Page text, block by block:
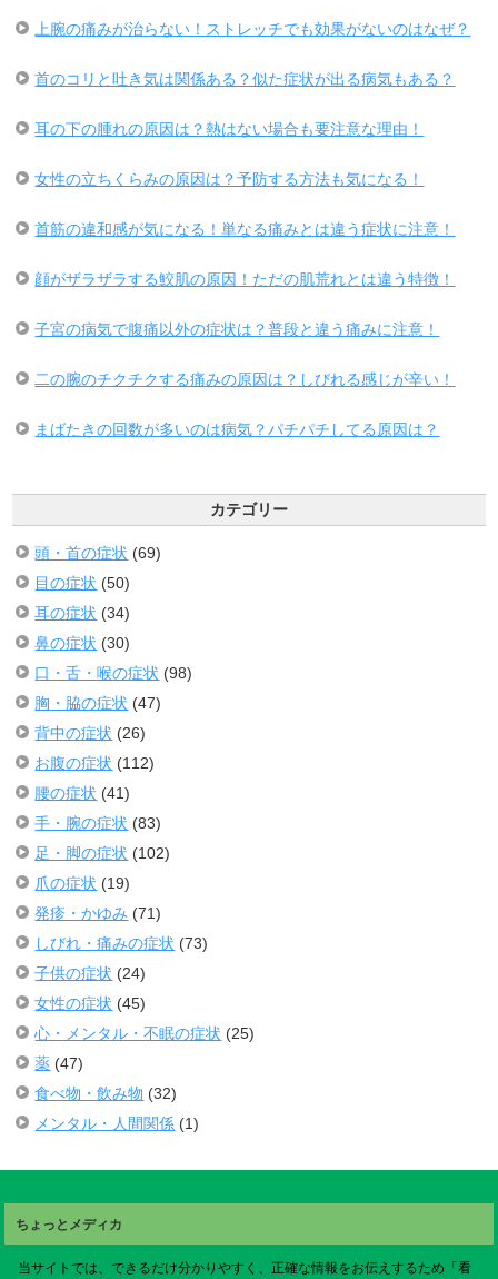
上腕の痛みが治らない！ストレッチでも効果がないのはなぜ？
首のコリと吐き気は関係ある？似た症状が出る病気もある？
耳の下の腫れの原因は？熱はない場合も要注意な理由！
女性の立ちくらみの原因は？予防する方法も気になる！
首筋の違和感が気になる！単なる痛みとは違う症状に注意！
顔がザラザラする鮫肌の原因！ただの肌荒れとは違う特徴！
子宮の病気で腹痛以外の症状は？普段と違う痛みに注意！
二の腕のチクチクする痛みの原因は？しびれる感じが辛い！
まばたきの回数が多いのは病気？パチパチしてる原因は？
カテゴリー
頭・首の症状 (69)
目の症状 (50)
耳の症状 (34)
鼻の症状 (30)
口・舌・喉の症状 (98)
胸・脇の症状 (47)
背中の症状 (26)
お腹の症状 (112)
腰の症状 (41)
手・腕の症状 (83)
足・脚の症状 (102)
爪の症状 (19)
発疹・かゆみ (71)
しびれ・痛みの症状 (73)
子供の症状 (24)
女性の症状 (45)
心・メンタル・不眠の症状 (25)
薬 (47)
食べ物・飲み物 (32)
メンタル・人間関係 (1)
ちょっとメディカ
当サイトでは、できるだけ分かりやすく、正確な情報をお伝えするため「看